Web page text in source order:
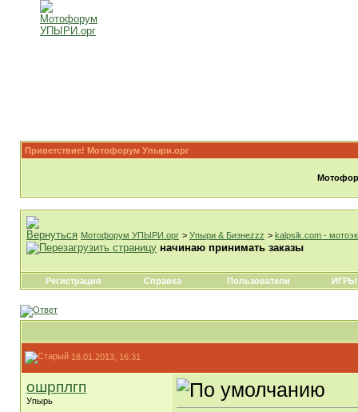
Приветствие! Мотофорум Упыри.орг
Мотофорум УПЫРИ.орг > Упыри & Бизнеzzz > kalpsik.com -
начинаю принимать заказы
Регистрация Справка Пользователи ИГРЫ
18.01.2013, 16:31
ошрплгп
Упырь